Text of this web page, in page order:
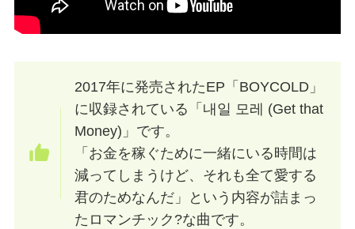
2017年に発売されたEP「BOYCOLD」
に収録されている「내일 모레 (Get that
Money)」です。
「お金を稼ぐために一緒にいる時間は
減ってしまうけど、それも全て愛する
君のためなんだ」という内容が詰まっ
たロマンチック?な曲です。